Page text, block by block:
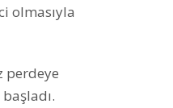
olmasıyla
perdeye